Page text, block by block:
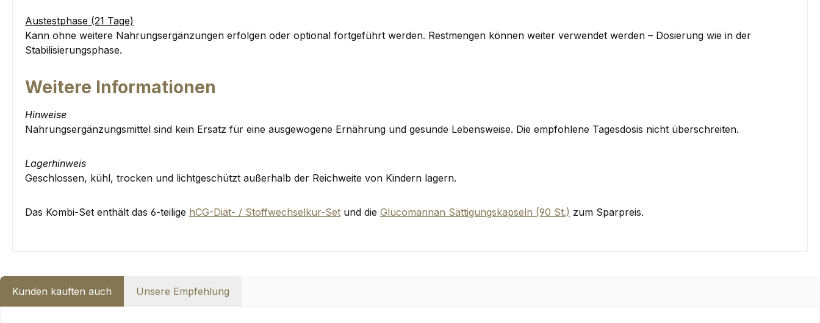
Austestphase (21 Tage)
Kann ohne weitere Nahrungsergänzungen erfolgen oder optional fortgeführt werden. Restmengen können weiter verwendet werden – Dosierung wie in der
Stabilisierungsphase.
Weitere Informationen
Hinweise
Nahrungsergänzungsmittel sind kein Ersatz für eine ausgewogene Ernährung und gesunde Lebensweise. Die empfohlene Tagesdosis nicht überschreiten.
Lagerhinweis
Geschlossen, kühl, trocken und lichtgeschützt außerhalb der Reichweite von Kindern lagern.
Das Kombi-Set enthält das 6-teilige hCG-Diät- / Stoffwechselkur-Set und die Glucomannan Sättigungskapseln (90 St.) zum Sparpreis.
Kunden kauften auch Unsere Empfehlung